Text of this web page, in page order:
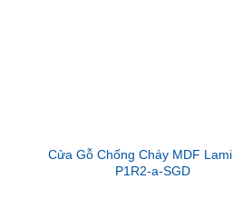
Cửa Gỗ Chống Cháy MDF
P1R2-a-SGD